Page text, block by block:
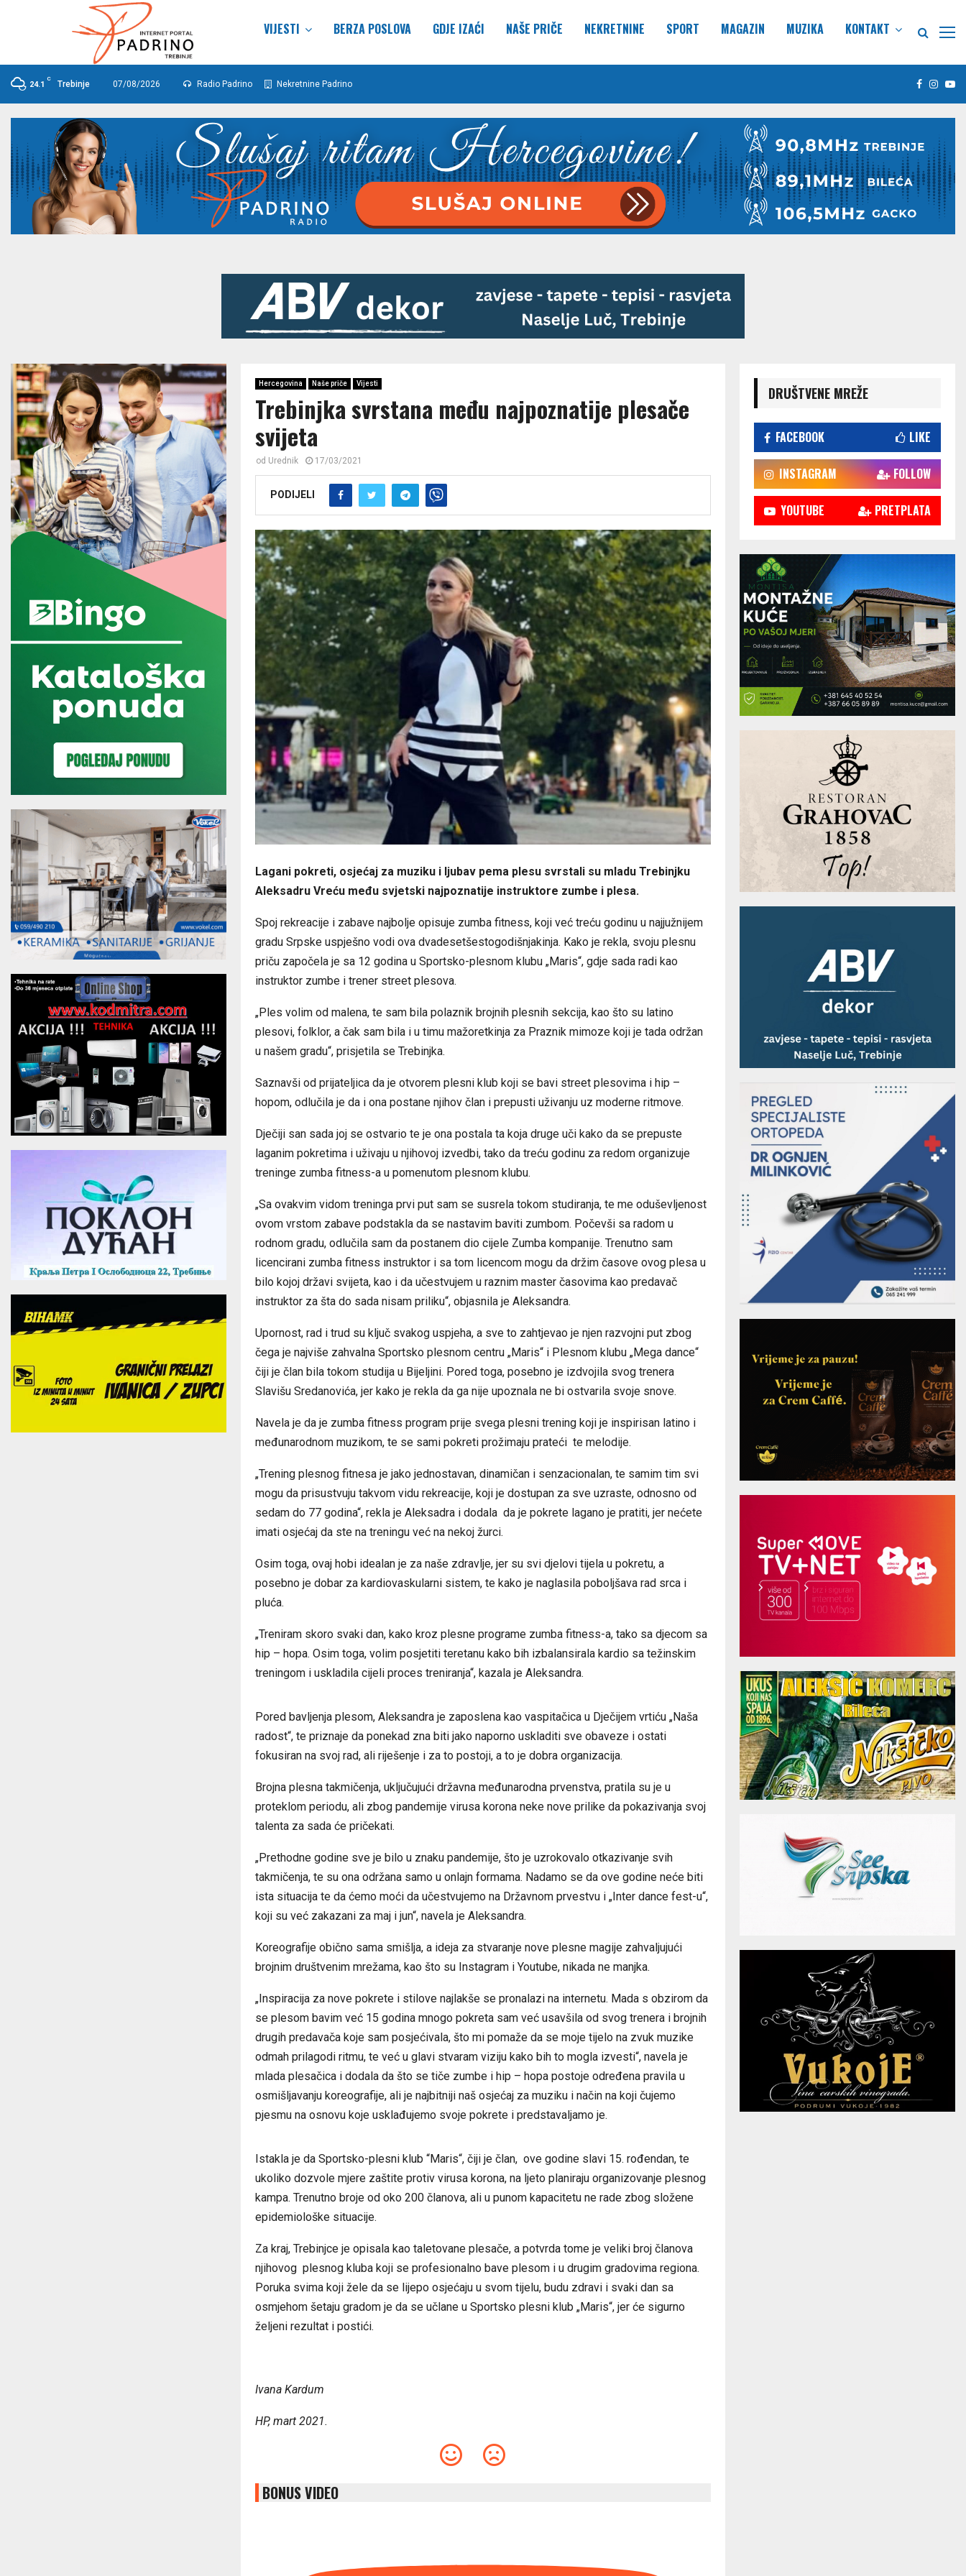
VIJESTI BERZA POSLOVA GDJE IZAĆI NAŠE PRIČE NEKRETNINE SPORT MAGAZIN MUZIKA KONTAKT
24.1
C
Trebinje 07/08/2026 Radio Padrino Nekretnine Padrino Facebook
Hercegovina Naše priče Vijesti
Trebinjka svrstana među najpoznatije plesače
svijeta
od Urednik 17/03/2021
PODIJELI
Lagani pokreti, osjećaj za muziku i ljubav pema plesu svrstali su mladu Trebinjku
Aleksadru Vreću među svjetski najpoznatije instruktore zumbe i plesa.
Spoj rekreacije i zabave najbolje opisuje zumba fitness, koji već treću godinu u najjužnijem
gradu Srpske uspješno vodi ova dvadesetšestogodišnjakinja. Kako je rekla, svoju plesnu
priču započela je sa 12 godina u Sportsko-plesnom klubu „Maris“, gdje sada radi kao
instruktor zumbe i trener street plesova.
„Ples volim od malena, te sam bila polaznik brojnih plesnih sekcija, kao što su latino
plesovi, folklor, a čak sam bila i u timu mažoretkinja za Praznik mimoze koji je tada održan
u našem gradu“, prisjetila se Trebinjka.
Saznavši od prijateljica da je otvorem plesni klub koji se bavi street plesovima i hip –
hopom, odlučila je da i ona postane njihov član i prepusti uživanju uz moderne ritmove.
Dječiji san sada joj se ostvario te je ona postala ta koja druge uči kako da se prepuste
laganim pokretima i uživaju u njihovoj izvedbi, tako da treću godinu za redom organizuje
treninge zumba fitness-a u pomenutom plesnom klubu.
„Sa ovakvim vidom treninga prvi put sam se susrela tokom studiranja, te me oduševljenost
ovom vrstom zabave podstakla da se nastavim baviti zumbom. Počevši sa radom u
rodnom gradu, odlučila sam da postanem dio cijele Zumba kompanije. Trenutno sam
licencirani zumba fitness instruktor i sa tom licencom mogu da držim časove ovog plesa u
bilo kojoj državi svijeta, kao i da učestvujem u raznim master časovima kao predavač
instruktor za šta do sada nisam priliku“, objasnila je Aleksandra.
Upornost, rad i trud su ključ svakog uspjeha, a sve to zahtjevao je njen razvojni put zbog
čega je najviše zahvalna Sportsko plesnom centru „Maris“ i Plesnom klubu „Mega dance“
čiji je član bila tokom studija u Bijeljini. Pored toga, posebno je izdvojila svog trenera
Slavišu Sredanovića, jer kako je rekla da ga nije upoznala ne bi ostvarila svoje snove.
Navela je da je zumba fitness program prije svega plesni trening koji je inspirisan latino i
međunarodnom muzikom, te se sami pokreti prožimaju prateći te melodije.
„Trening plesnog fitnesa je jako jednostavan, dinamičan i senzacionalan, te samim tim svi
mogu da prisustvuju takvom vidu rekreacije, koji je dostupan za sve uzraste, odnosno od
sedam do 77 godina“, rekla je Aleksadra i dodala da je pokrete lagano je pratiti, jer nećete
imati osjećaj da ste na treningu već na nekoj žurci.
Osim toga, ovaj hobi idealan je za naše zdravlje, jer su svi djelovi tijela u pokretu, a
posebno je dobar za kardiovaskularni sistem, te kako je naglasila poboljšava rad srca i
pluća.
„Treniram skoro svaki dan, kako kroz plesne programe zumba fitness-a, tako sa djecom sa
hip – hopa. Osim toga, volim posjetiti teretanu kako bih izbalansirala kardio sa težinskim
treningom i uskladila cijeli proces treniranja“, kazala je Aleksandra.
Pored bavljenja plesom, Aleksandra je zaposlena kao vaspitačica u Dječijem vrtiću „Naša
radost“, te priznaje da ponekad zna biti jako naporno uskladiti sve obaveze i ostati
fokusiran na svoj rad, ali riješenje i za to postoji, a to je dobra organizacija.
Brojna plesna takmičenja, uključujući državna međunarodna prvenstva, pratila su je u
proteklom periodu, ali zbog pandemije virusa korona neke nove prilike da pokazivanja svoj
talenta za sada će pričekati.
„Prethodne godine sve je bilo u znaku pandemije, što je uzrokovalo otkazivanje svih
takmičenja, te su ona održana samo u onlajn formama. Nadamo se da ove godine neće biti
ista situacija te da ćemo moći da učestvujemo na Državnom prvestvu i „Inter dance fest-u“,
koji su već zakazani za maj i jun“, navela je Aleksandra.
Koreografije obično sama smišlja, a ideja za stvaranje nove plesne magije zahvaljujući
brojnim društvenim mrežama, kao što su Instagram i Youtube, nikada ne manjka.
„Inspiracija za nove pokrete i stilove najlakše se pronalazi na internetu. Mada s obzirom da
se plesom bavim već 15 godina mnogo pokreta sam već usavšila od svog trenera i brojnih
drugih predavača koje sam posjećivala, što mi pomaže da se moje tijelo na zvuk muzike
odmah prilagodi ritmu, te već u glavi stvaram viziju kako bih to mogla izvesti“, navela je
mlada plesačica i dodala da što se tiče zumbe i hip – hopa postoje određena pravila u
osmišljavanju koreografije, ali je najbitniji naš osjećaj za muziku i način na koji čujemo
pjesmu na osnovu koje usklađujemo svoje pokrete i predstavaljamo je.
Istakla je da Sportsko-plesni klub “Maris“, čiji je član, ove godine slavi 15. rođendan, te
ukoliko dozvole mjere zaštite protiv virusa korona, na ljeto planiraju organizovanje plesnog
kampa. Trenutno broje od oko 200 članova, ali u punom kapacitetu ne rade zbog složene
epidemiološke situacije.
Za kraj, Trebinjce je opisala kao taletovane plesače, a potvrda tome je veliki broj članova
njihovog plesnog kluba koji se profesionalno bave plesom i u drugim gradovima regiona.
Poruka svima koji žele da se lijepo osjećaju u svom tijelu, budu zdravi i svaki dan sa
osmjehom šetaju gradom je da se učlane u Sportsko plesni klub „Maris“, jer će sigurno
željeni rezultat i postići.
Ivana Kardum
HP, mart 2021.
BONUS VIDEO
DRUŠTVENE MREŽE
FACEBOOK LIKE
INSTAGRAM FOLLOW
YOUTUBE PRETPLATA